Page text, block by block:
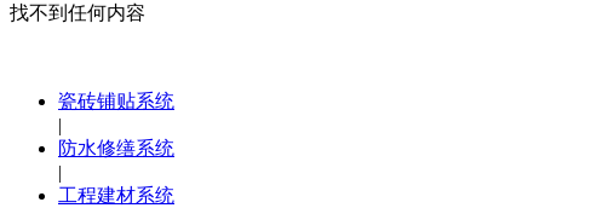
找不到任何内容
瓷砖铺贴系统
|
防水修缮系统
|
工程建材系统